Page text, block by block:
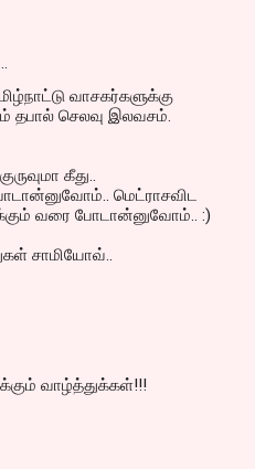
வாசகர்களுக்கு
தபால் செலவு இலவசம்.
கீது..
மெட்ராசவிட
வரை போடான்னுவோம்.. :)
சாமியோவ்..
வாழ்த்துக்கள்!!!